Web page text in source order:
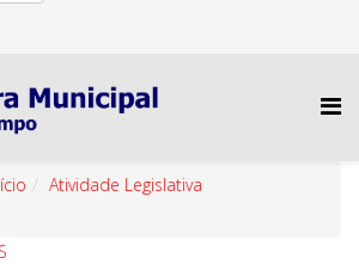
Atividade Legislativa